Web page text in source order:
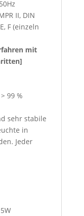
II, DIN
F (einzeln
mit
> 99 %
sehr stabile
in
Jeder